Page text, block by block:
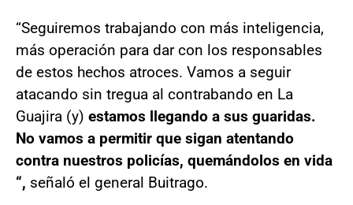
“Seguiremos trabajando con más inteligencia,
más operación para dar con los responsables
de estos hechos atroces. Vamos a seguir
atacando sin tregua al contrabando en La
Guajira (y) estamos llegando a sus guaridas.
No vamos a permitir que sigan atentando
contra nuestros policías, quemándolos en vida
“, señaló el general Buitrago.